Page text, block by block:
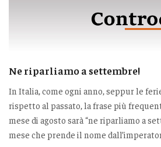
Ne riparliamo a settembre!
In Italia, come ogni anno, seppur le
rispetto al passato, la frase più
mese di agosto sarà “ne riparliamo a
mese che prende il nome